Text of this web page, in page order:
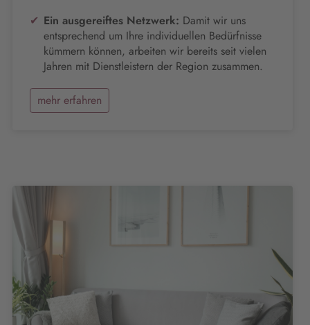
Ein ausgereiftes Netzwerk: Damit wir uns
entsprechend um Ihre individuellen Bedürfnisse
kümmern können, arbeiten wir bereits seit vielen
Jahren mit Dienstleistern der Region zusammen.
mehr erfahren